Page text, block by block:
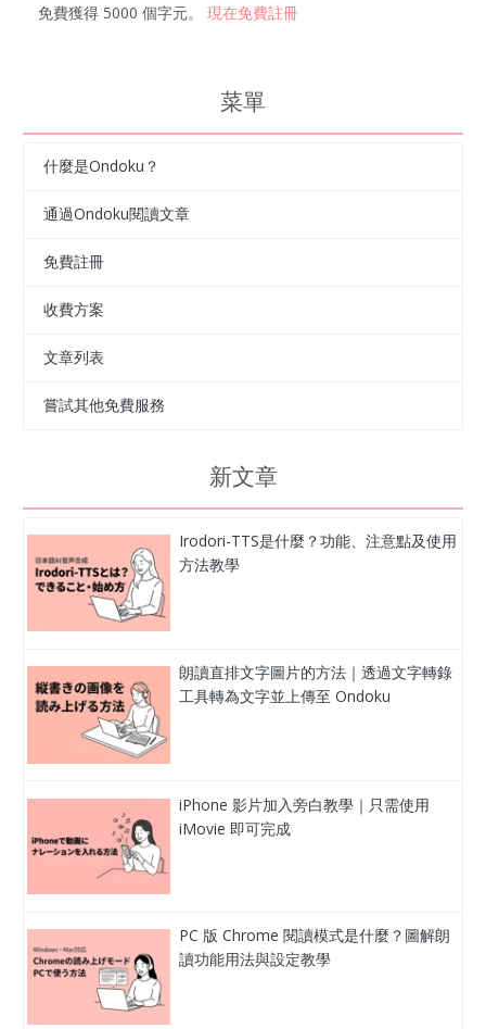
免費獲得 5000 個字元。 現在免費註冊
菜單
什麼是Ondoku？
通過Ondoku閱讀文章
免費註冊
收費方案
文章列表
嘗試其他免費服務
新文章
Irodori-TTS是什麼？功能、注意點及使用
方法教學
朗讀直排文字圖片的方法｜透過文字轉錄
工具轉為文字並上傳至 Ondoku
iPhone 影片加入旁白教學｜只需使用
iMovie 即可完成
PC 版 Chrome 閱讀模式是什麼？圖解朗
讀功能用法與設定教學